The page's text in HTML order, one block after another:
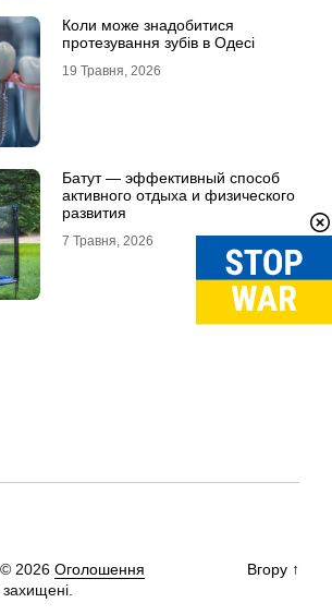
Коли може знадобитися
протезування зубів в Одесі
19 Травня, 2026
Батут — эффективный способ
активного отдыха и физического
развития
7 Травня, 2026
© 2026 Оголошення
Вгору ↑